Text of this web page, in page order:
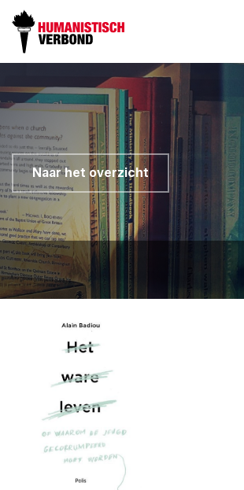
Naar het overzicht